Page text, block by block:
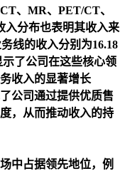
、MR、PET/CT、
入分布也表明其收入来
线的收入分别为16.18
了公司在这些核心领
收入的显著增长
公司通过提供优质售
，从而推动收入的持
中占据领先地位，例